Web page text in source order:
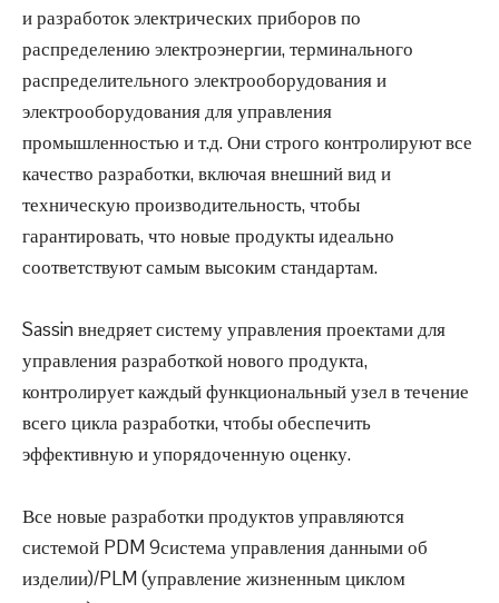
и разработок электрических приборов по
распределению электроэнергии, терминального
распределительного электрооборудования и
электрооборудования для управления
промышленностью и т.д. Они строго контролируют все
качество разработки, включая внешний вид и
техническую производительность, чтобы
гарантировать, что новые продукты идеально
соответствуют самым высоким стандартам.
Sassin внедряет систему управления проектами для
управления разработкой нового продукта,
контролирует каждый функциональный узел в течение
всего цикла разработки, чтобы обеспечить
эффективную и упорядоченную оценку.
Все новые разработки продуктов управляются
системой PDM 9система управления данными об
изделии)/PLM (управление жизненным циклом